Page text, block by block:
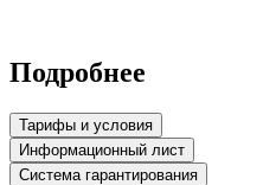
Подробнее
Тарифы и условия
Информационный лист
Система гарантирования